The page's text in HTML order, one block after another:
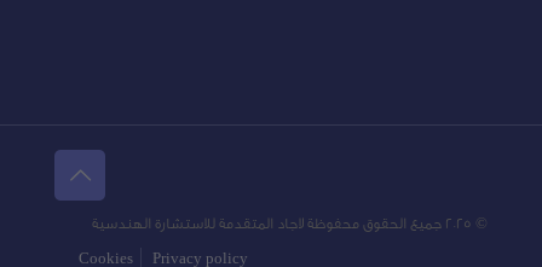
© 2025 جميع الحقوق محفوظة لاجاد المتقدمة للاستشارة الهندسية
Privacy policy
Cookies